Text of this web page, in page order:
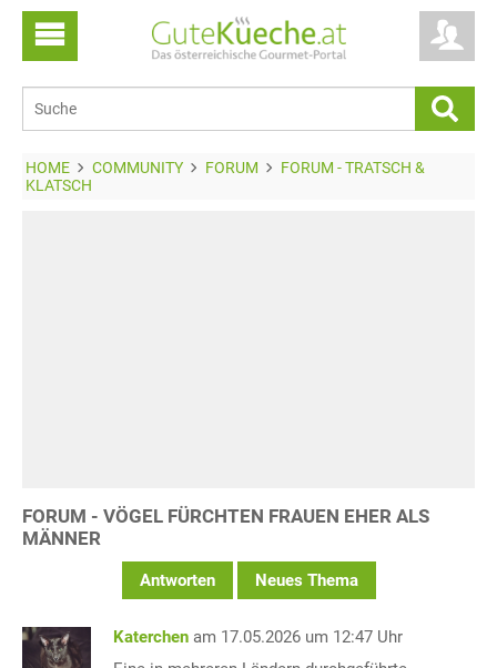
HOME COMMUNITY FORUM
FORUM - TRATSCH &
KLATSCH
FORUM - VÖGEL FÜRCHTEN FRAUEN EHER ALS
MÄNNER
Antworten Neues Thema
Katerchen am 17.05.2026 um 12:47 Uhr